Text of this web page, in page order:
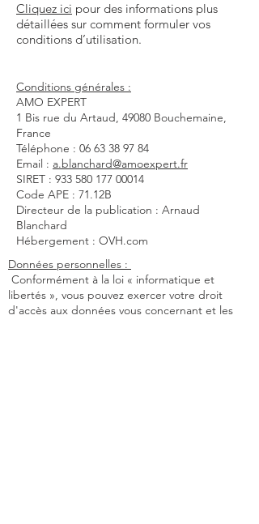
Cliquez ici pour des informations plus
détaillées sur comment formuler vos
conditions d’utilisation.
Conditions générales :
AMO EXPERT
1 Bis rue du Artaud, 49080 Bouchemaine,
France
Téléphone : 06 63 38 97 84
Email : a.blanchard@amoexpert.fr
SIRET : 933 580 177 00014
Code APE : 71.12B
Directeur de la publication : Arnaud
Blanchard
Hébergement : OVH.com
Données personnelles :
Conformément à la loi « informatique et
libertés », vous pouvez exercer votre droit
d'accès aux données vous concernant et les